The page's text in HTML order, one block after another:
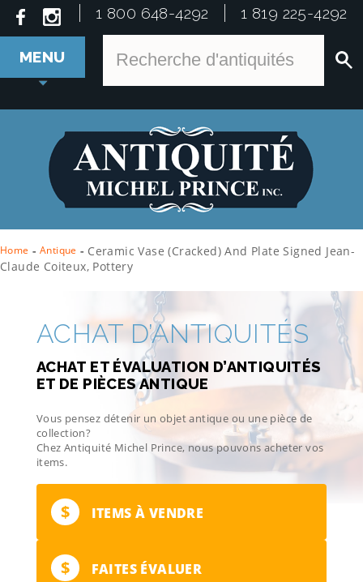
1 800 648-4292 1 819 225-4292
MENU
Home - Antique - Ceramic Vase (cracked) And Plate Signed Jean-
Claude Coiteux, Pottery
ACHAT D’ANTIQUITÉS
ACHAT ET ÉVALUATION D’ANTIQUITÉS
ET DE PIÈCES ANTIQUE
Vous pensez détenir un objet antique ou une pièce de
collection?
Chez Antiquité Michel Prince, nous pouvons acheter vos
items.
$ ITEMS À VENDRE
$ FAITES ÉVALUER